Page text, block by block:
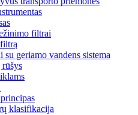
filtrai
geriamo vandens sistema
klasifikacija